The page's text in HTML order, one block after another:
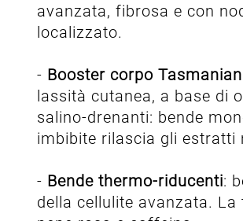
avanzata, fibrosa e con
localizzato.
- Booster corpo
lassità cutanea, a base di
salino-drenanti: bende
imbibite rilascia gli estratti
- Bende thermo-riducenti:
della cellulite avanzata.